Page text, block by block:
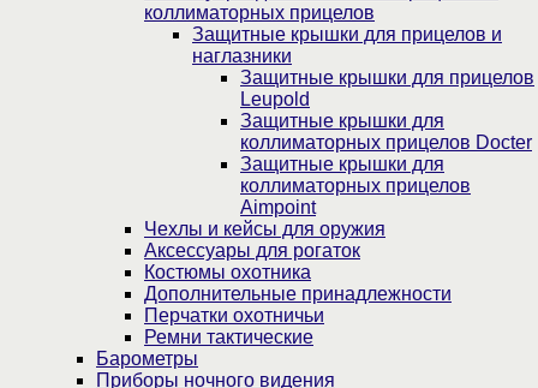
коллиматорных прицелов
Защитные крышки для прицелов и
наглазники
Защитные крышки для прицелов
Leupold
Защитные крышки для
коллиматорных прицелов Docter
Защитные крышки для
коллиматорных прицелов
Aimpoint
Чехлы и кейсы для оружия
Аксессуары для рогаток
Костюмы охотника
Дополнительные принадлежности
Перчатки охотничьи
Ремни тактические
Барометры
Приборы ночного видения